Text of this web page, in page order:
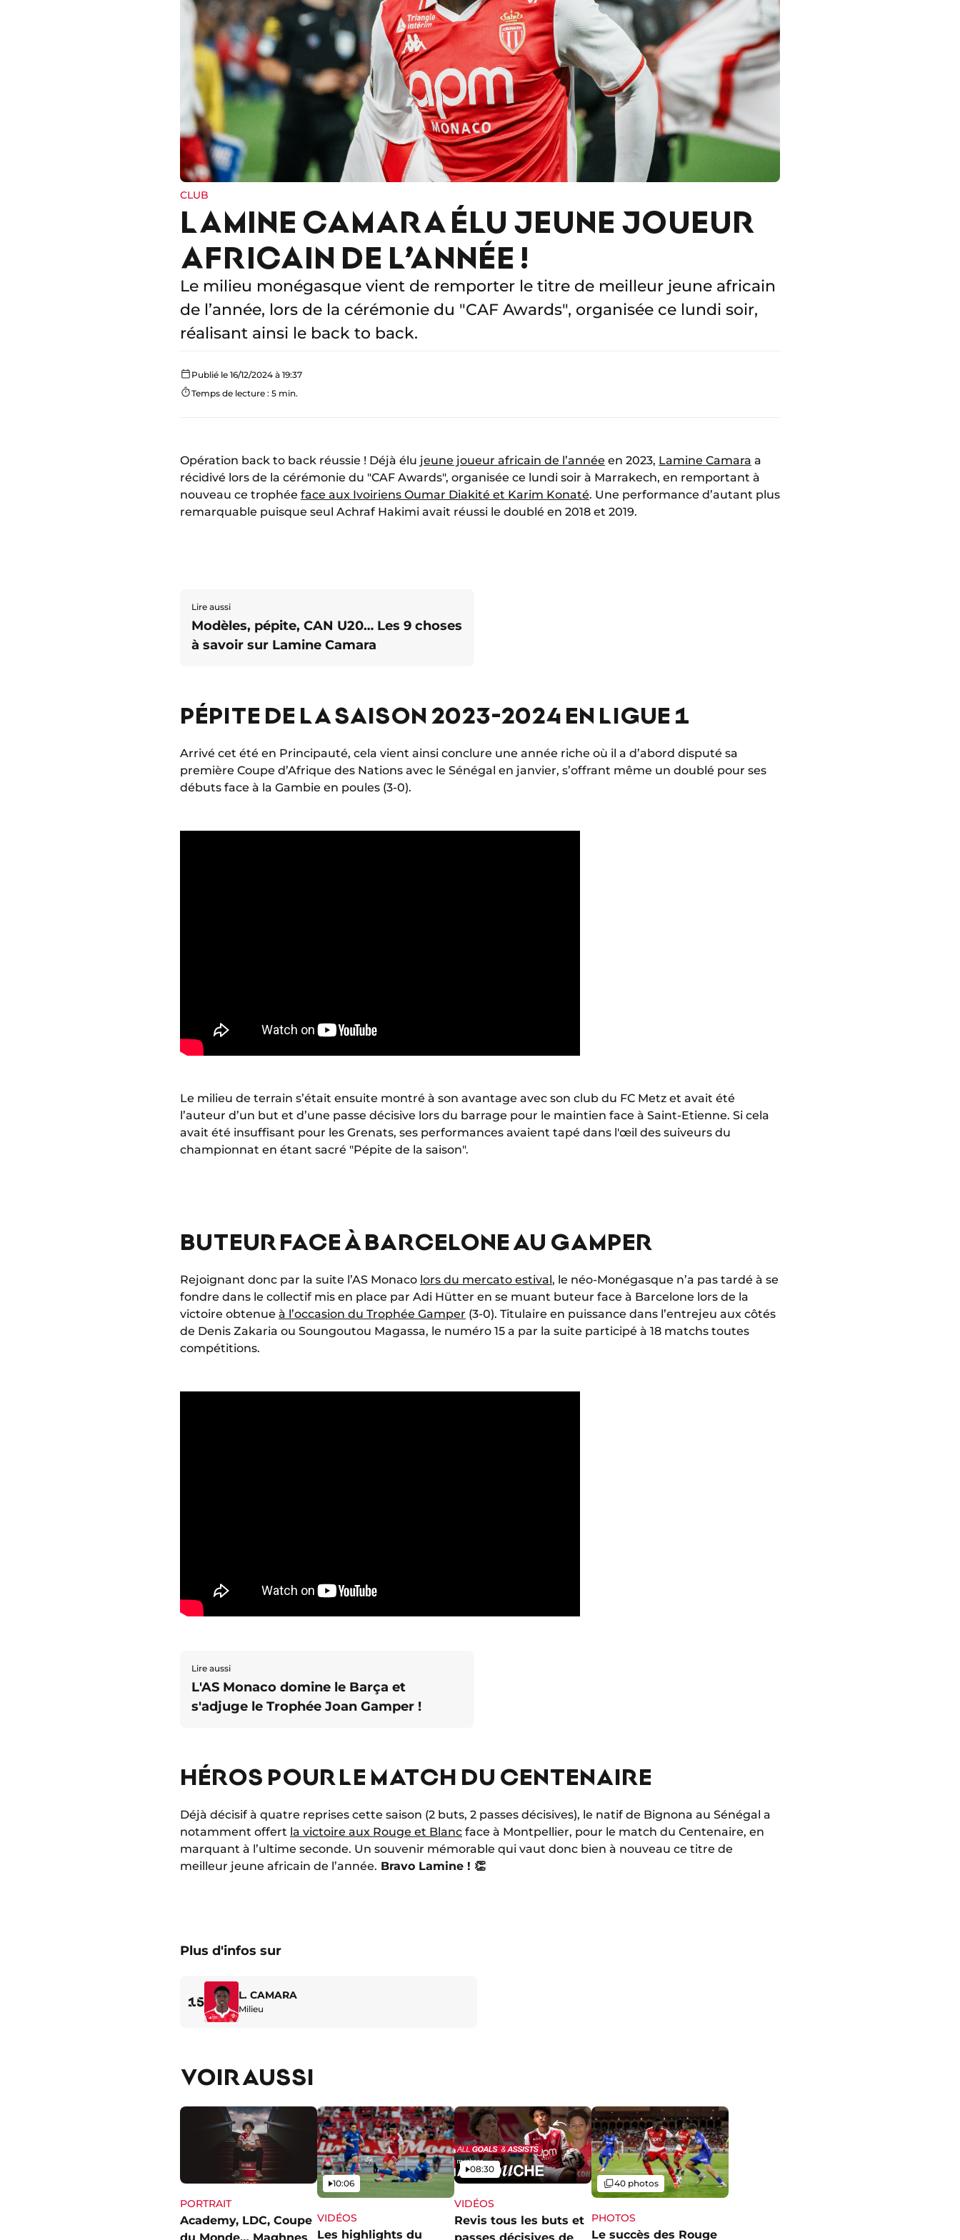
CLUB
LAMINE CAMARA ÉLU JEUNE JOUEUR
AFRICAIN DE L’ANNÉE !
Le milieu monégasque vient de remporter le titre de meilleur jeune africain
de l’année, lors de la cérémonie du "CAF Awards", organisée ce lundi soir,
réalisant ainsi le back to back.
Publié le 16/12/2024 à 19:37
Temps de lecture : 5 min.
Opération back to back réussie ! Déjà élu jeune joueur africain de l’année en 2023, Lamine Camara a
récidivé lors de la cérémonie du "CAF Awards", organisée ce lundi soir à Marrakech, en remportant à
nouveau ce trophée face aux Ivoiriens Oumar Diakité et Karim Konaté. Une performance d’autant plus
remarquable puisque seul Achraf Hakimi avait réussi le doublé en 2018 et 2019.
Lire aussi
Modèles, pépite, CAN U20… Les 9 choses
à savoir sur Lamine Camara
PÉPITE DE LA SAISON 2023-2024 EN LIGUE 1
Arrivé cet été en Principauté, cela vient ainsi conclure une année riche où il a d’abord disputé sa
première Coupe d’Afrique des Nations avec le Sénégal en janvier, s’offrant même un doublé pour ses
débuts face à la Gambie en poules (3-0).
Le milieu de terrain s’était ensuite montré à son avantage avec son club du FC Metz et avait été
l’auteur d’un but et d’une passe décisive lors du barrage pour le maintien face à Saint-Etienne. Si cela
avait été insuffisant pour les Grenats, ses performances avaient tapé dans l'œil des suiveurs du
championnat en étant sacré "Pépite de la saison".
BUTEUR FACE À BARCELONE AU GAMPER
Rejoignant donc par la suite l’AS Monaco lors du mercato estival, le néo-Monégasque n’a pas tardé à se
fondre dans le collectif mis en place par Adi Hütter en se muant buteur face à Barcelone lors de la
victoire obtenue à l’occasion du Trophée Gamper (3-0). Titulaire en puissance dans l’entrejeu aux côtés
de Denis Zakaria ou Soungoutou Magassa, le numéro 15 a par la suite participé à 18 matchs toutes
compétitions.
Lire aussi
L'AS Monaco domine le Barça et
s'adjuge le Trophée Joan Gamper !
HÉROS POUR LE MATCH DU CENTENAIRE
Déjà décisif à quatre reprises cette saison (2 buts, 2 passes décisives), le natif de Bignona au Sénégal a
notamment offert la victoire aux Rouge et Blanc face à Montpellier, pour le match du Centenaire, en
marquant à l’ultime seconde. Un souvenir mémorable qui vaut donc bien à nouveau ce titre de
meilleur jeune africain de l’année. Bravo Lamine ! 👏
Plus d'infos sur
15 L. CAMARA
Milieu
VOIR AUSSI
PORTRAIT
Academy, LDC, Coupe VIDÉOS
Les highlights du
Vidéo
10:06
VIDÉOS
Revis tous les buts et
Vidéo
08:30
PHOTOS
Le succès des Rouge
Galerie
40 photos